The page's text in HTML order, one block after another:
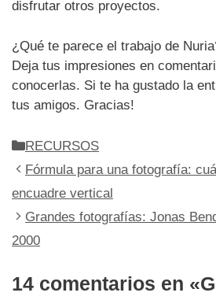
disfrutar otros proyectos.
¿Qué te parece el trabajo de
Deja tus impresiones en
conocerlas. Si te ha gustado la
tus amigos. Gracias!
Categorías
RECURSOS
Fórmula para una fotografía:
encuadre vertical
Grandes fotografías: Jonas
2000
14 comentarios en